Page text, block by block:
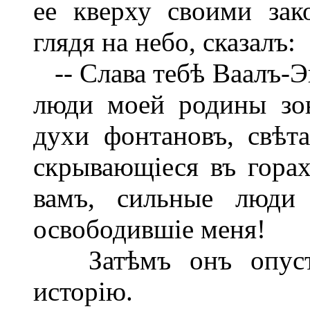
ее кверху своими
глядя на небо, сказалъ:
-- Слава тебѣ Ваалъ-
люди моей родины
духи фонтановъ,
скрывающіеся въ
вамъ, сильные люди
освободившіе меня!
Затѣмъ онъ
исторію.